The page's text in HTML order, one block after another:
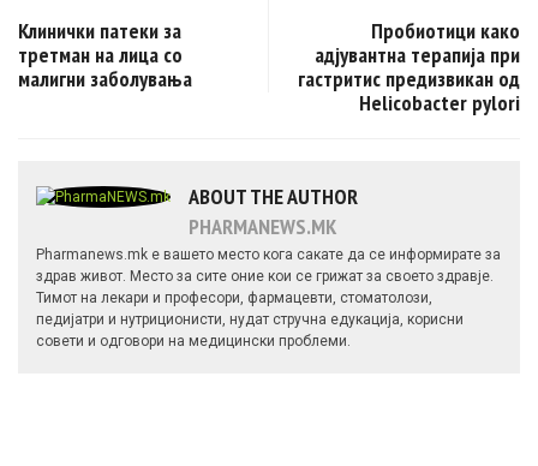
Клинички патеки за
третман на лица со
малигни заболувања
Пробиотици како
адјувантна терапија при
гастритис предизвикан од
Helicobacter pylori
ABOUT THE AUTHOR
PHARMANEWS.MK
Pharmanews.mk е вашето место кога сакате да се информирате за
здрав живот. Место за сите оние кои се грижат за своето здравје.
Тимот на лекари и професори, фармацевти, стоматолози,
педијатри и нутриционисти, нудат стручна едукација, корисни
совети и одговори на медицински проблеми.